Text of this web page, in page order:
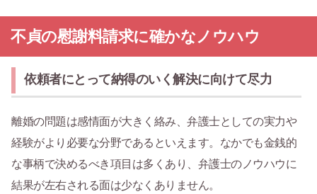
不貞の慰謝料請求に確かなノウハウ
依頼者にとって納得のいく解決に向けて尽力
離婚の問題は感情面が大きく絡み、弁護士としての実力や
経験がより必要な分野であるといえます。なかでも金銭的
な事柄で決めるべき項目は多くあり、弁護士のノウハウに
結果が左右される面は少なくありません。